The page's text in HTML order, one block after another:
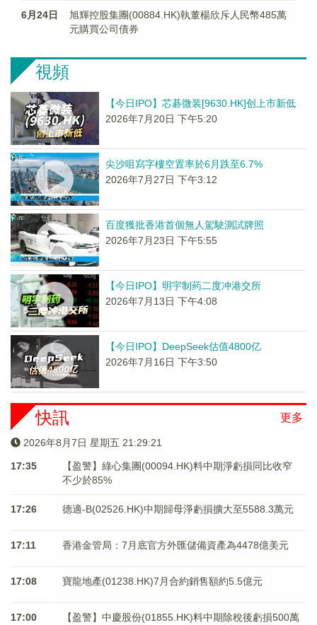
6月24日
旭輝控股集團(00884.HK)執董楊欣斥人民幣485萬
元購買公司債券
視頻
【今日IPO】芯碁微装[9630.HK]创上市新低
2026年7月20日 下午5:20
尖沙咀寫字樓空置率於6月跌至6.7%
2026年7月27日 下午3:12
百度獲批香港首個無人駕駛測試牌照
2026年7月23日 下午5:55
【今日IPO】明宇制药二度冲港交所
2026年7月13日 下午4:08
【今日IPO】DeepSeek估值4800亿
2026年7月16日 下午3:50
更多
快訊
2026年8月7日 星期五 21:29:21
17:35
【盈警】綠心集團(00094.HK)料中期淨虧損同比收窄
不少於85%
17:26 德適-B(02526.HK)中期歸母淨虧損擴大至5588.3萬元
17:11 香港金管局：7月底官方外匯儲備資產為4478億美元
17:08 寶龍地產(01238.HK)7月合約銷售額約5.5億元
17:00
【盈警】中慶股份(01855.HK)料中期除稅後虧損500萬